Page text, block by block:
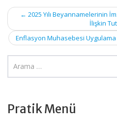
Post
navigation
← 2025 Yılı Beyannamelerinin
İlişkin
Enflasyon Muhasebesi
Pratik Menü